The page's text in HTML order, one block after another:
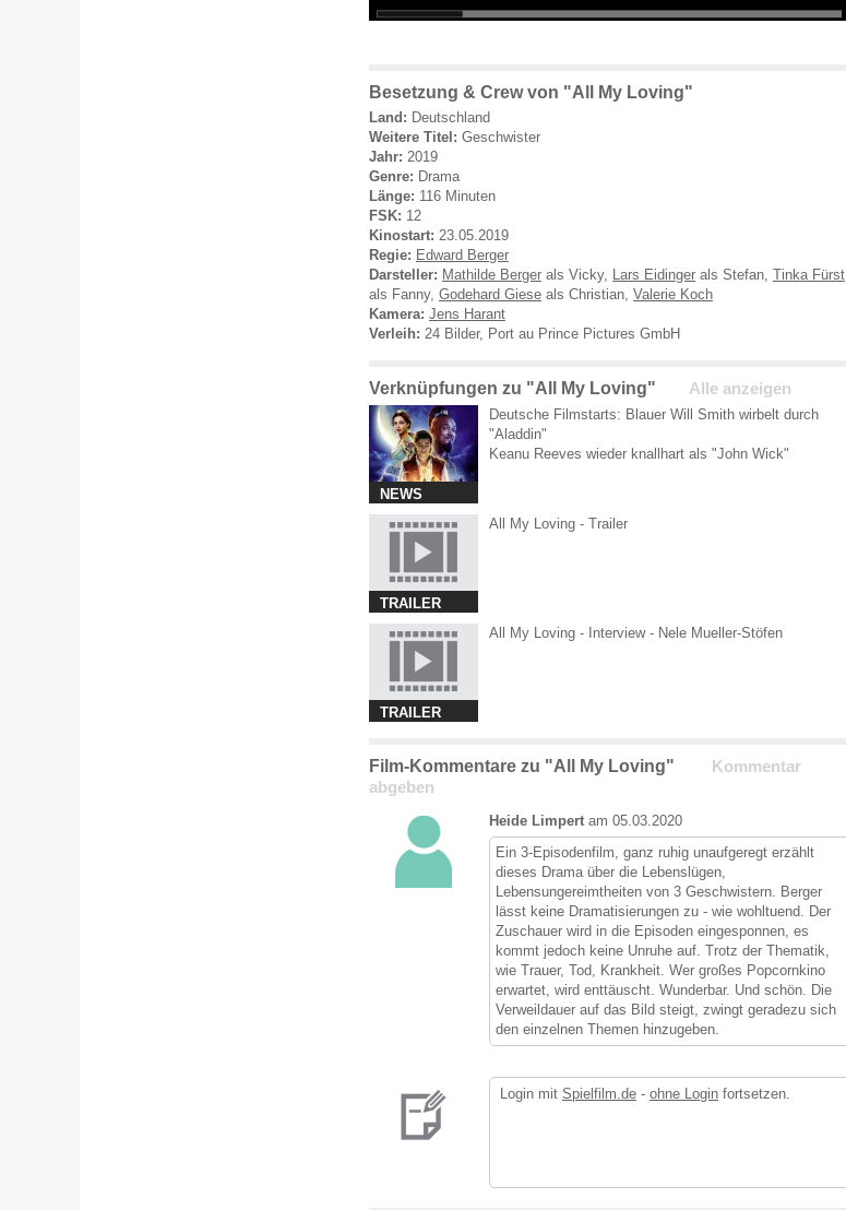
Besetzung & Crew von "All My Loving"
Land: Deutschland
Weitere Titel: Geschwister
Jahr: 2019
Genre: Drama
Länge: 116 Minuten
FSK: 12
Kinostart: 23.05.2019
Regie: Edward Berger
Darsteller: Mathilde Berger als Vicky, Lars Eidinger als Stefan, Tinka Fürst
als Fanny, Godehard Giese als Christian, Valerie Koch
Kamera: Jens Harant
Verleih: 24 Bilder, Port au Prince Pictures GmbH
Verknüpfungen zu "All My Loving" Alle anzeigen
NEWS
Deutsche Filmstarts: Blauer Will Smith wirbelt durch
"Aladdin"
Keanu Reeves wieder knallhart als "John Wick"
TRAILER
All My Loving - Trailer
TRAILER
All My Loving - Interview - Nele Mueller-Stöfen
Film-Kommentare zu "All My Loving"
Kommentar
abgeben
Heide Limpert am 05.03.2020
Ein 3-Episodenfilm, ganz ruhig unaufgeregt erzählt
dieses Drama über die Lebenslügen,
Lebensungereimtheiten von 3 Geschwistern. Berger
lässt keine Dramatisierungen zu - wie wohltuend. Der
Zuschauer wird in die Episoden eingesponnen, es
kommt jedoch keine Unruhe auf. Trotz der Thematik,
wie Trauer, Tod, Krankheit. Wer großes Popcornkino
erwartet, wird enttäuscht. Wunderbar. Und schön. Die
Verweildauer auf das Bild steigt, zwingt geradezu sich
den einzelnen Themen hinzugeben.
Login mit Spielfilm.de - ohne Login fortsetzen.